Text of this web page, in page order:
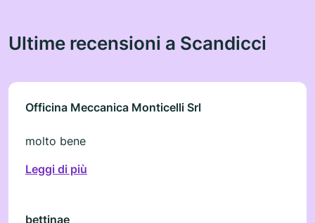
Ultime recensioni a Scandicci
Officina Meccanica Monticelli Srl
molto bene
Leggi di più
bettinae